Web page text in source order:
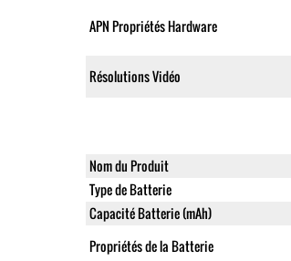
APN Propriétés Hardware
Résolutions Vidéo
Nom du Produit
Type de Batterie
Capacité Batterie (mAh)
Propriétés de la Batterie